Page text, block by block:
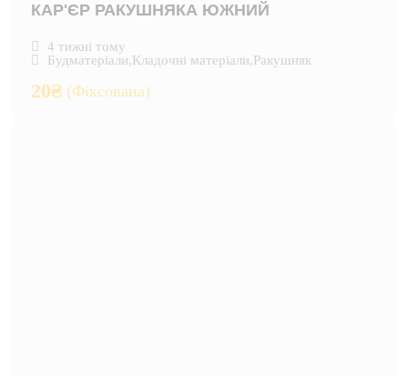
КАР'ЄР РАКУШНЯКА ЮЖНИЙ
4 тижні тому
Будматеріали,Кладочні матеріали,Ракушняк
20₴ (Фіксована)